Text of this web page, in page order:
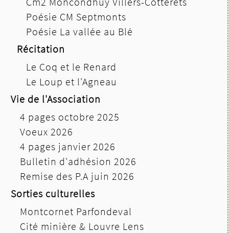
Poésie CM Septmonts
Poésie La vallée au Blé
Récitation
Le Coq et le Renard
Le Loup et l'Agneau
Vie de l'Association
4 pages octobre 2025
Voeux 2026
4 pages janvier 2026
Bulletin d'adhésion 2026
Remise des P.A juin 2026
Sorties culturelles
Montcornet Parfondeval
Cité minière & Louvre Lens